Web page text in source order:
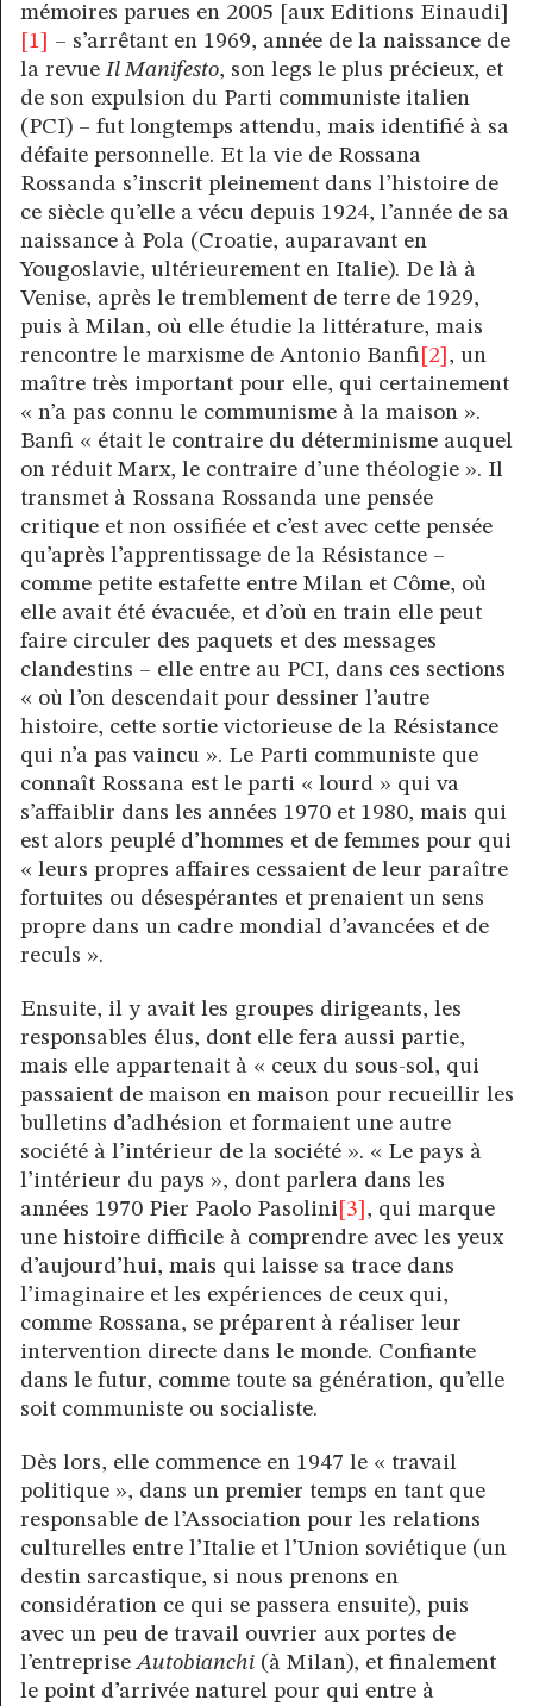
mémoires parues en 2005 [aux Editions Einaudi]
[1]
– s’arrêtant en 1969, année de la naissance de
la revueIl Manifesto, son legs le plus précieux, et
de son expulsion du Parti communiste italien
(PCI) – fut longtemps attendu, mais identifié à sa
défaite personnelle. Et la vie de Rossana
Rossanda s’inscrit pleinement dans l’histoire de
ce siècle qu’elle a vécu depuis 1924, l’année de sa
naissance à Pola (Croatie, auparavant en
Yougoslavie, ultérieurement en Italie). De là à
Venise, après le tremblement de terre de 1929,
puis à Milan, où elle étudie la littérature, mais
rencontre le marxisme de Antonio Banfi [2] , un
maître très important pour elle, qui certainement
« n’a pas connu le communisme à la maison ».
Banfi « était le contraire du déterminisme auquel
on réduit Marx, le contraire d’une théologie ». Il
transmet à Rossana Rossanda une pensée
critique et non ossifiée et c’est avec cette pensée
qu’après l’apprentissage de la Résistance –
comme petite estafette entre Milan et Côme, où
elle avait été évacuée, et d’où en train elle peut
faire circuler des paquets et des messages
clandestins – elle entre au PCI, dans ces sections
« où l’on descendait pour dessiner l’autre
histoire, cette sortie victorieuse de la Résistance
qui n’a pas vaincu ». Le Parti communiste que
connaît Rossana est le parti « lourd » qui va
s’affaiblir dans les années 1970 et 1980, mais qui
est alors peuplé d’hommes et de femmes pour qui
« leurs propres affaires cessaient de leur paraître
fortuites ou désespérantes et prenaient un sens
propre dans un cadre mondial d’avancées et de
reculs ».
Ensuite, il y avait les groupes dirigeants, les
responsables élus, dont elle fera aussi partie,
mais elle appartenait à « ceux du sous-sol, qui
passaient de maison en maison pour recueillir les
bulletins d’adhésion et formaient une autre
société à l’intérieur de la société ». « Le pays à
l’intérieur du pays », dont parlera dans les
années 1970 Pier Paolo Pasolini [3] , qui marque
une histoire difficile à comprendre avec les yeux
d’aujourd’hui, mais qui laisse sa trace dans
l’imaginaire et les expériences de ceux qui,
comme Rossana, se préparent à réaliser leur
intervention directe dans le monde. Confiante
dans le futur, comme toute sa génération, qu’elle
soit communiste ou socialiste.
Dès lors, elle commence en 1947 le « travail
politique », dans un premier temps en tant que
responsable de l’Association pour les relations
culturelles entre l’Italie et l’Union soviétique (un
destin sarcastique, si nous prenons en
considération ce qui se passera ensuite), puis
avec un peu de travail ouvrier aux portes de
l’entrepriseAutobianchi (à Milan), et finalement
le point d’arrivée naturel pour qui entre à